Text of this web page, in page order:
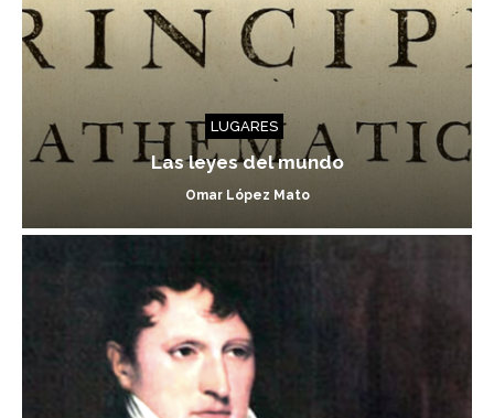
LUGARES
Las leyes del mundo
Omar López Mato